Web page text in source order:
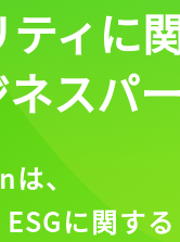
ィに
スパ
、
に関する